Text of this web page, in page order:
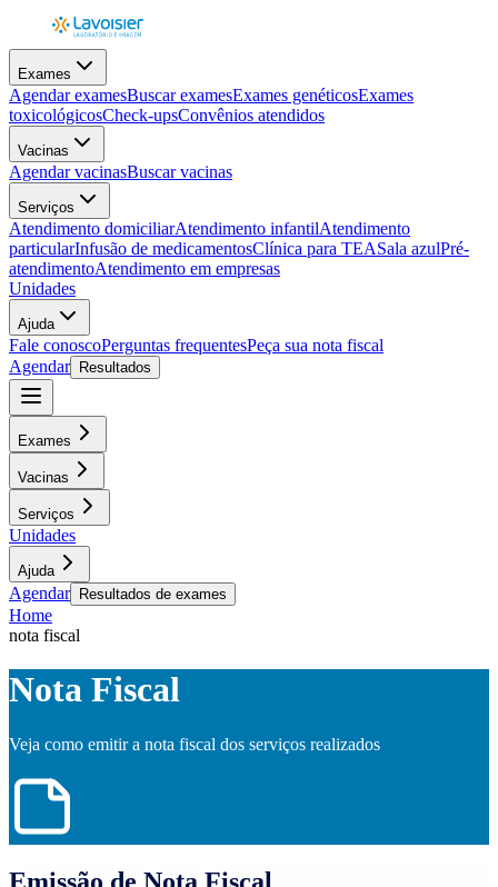
Exames
Agendar examesBuscar examesExames genéticosExames
toxicológicosCheck-upsConvênios atendidos
Vacinas
Agendar vacinasBuscar vacinas
Serviços
Atendimento domiciliarAtendimento infantilAtendimento
particularInfusão de medicamentosClínica para TEASala azulPré-
atendimentoAtendimento em empresas
Unidades
Ajuda
Fale conoscoPerguntas frequentesPeça sua nota fiscal
Agendar
Resultados
Exames
Vacinas
Serviços
Unidades
Ajuda
Agendar Resultados de exames
Home
nota fiscal
Nota Fiscal
Veja como emitir a nota fiscal dos serviços realizados
Emissão de Nota Fiscal